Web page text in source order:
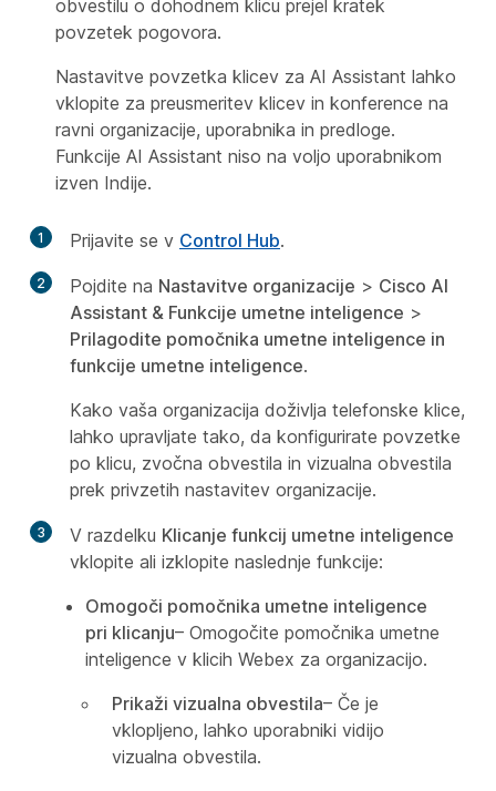
obvestilu o dohodnem klicu prejel kratek
povzetek pogovora.
Nastavitve povzetka klicev za AI Assistant lahko
vklopite za preusmeritev klicev in konference na
ravni organizacije, uporabnika in predloge.
Funkcije AI Assistant niso na voljo uporabnikom
izven Indije.
1 Prijavite se v Control Hub.
2 Pojdite na Nastavitve organizacije > Cisco AI
Assistant & Funkcije umetne inteligence >
Prilagodite pomočnika umetne inteligence in
funkcije umetne inteligence.
Kako vaša organizacija doživlja telefonske klice,
lahko upravljate tako, da konfigurirate povzetke
po klicu, zvočna obvestila in vizualna obvestila
prek privzetih nastavitev organizacije.
3 V razdelku Klicanje funkcij umetne inteligence
vklopite ali izklopite naslednje funkcije:
Omogoči pomočnika umetne inteligence
pri klicanju– Omogočite pomočnika umetne
inteligence v klicih Webex za organizacijo.
Prikaži vizualna obvestila– Če je
vklopljeno, lahko uporabniki vidijo
vizualna obvestila.